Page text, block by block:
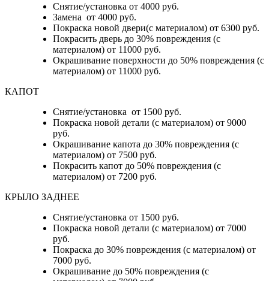
Снятие/установка от 4000 руб.
Замена от 4000 руб.
Покраска новой двери(с материалом) от 6300 руб.
Покрасить дверь до 30% повреждения (с
материалом) от 11000 руб.
Окрашивание поверхности до 50% повреждения (с
материалом) от 11000 руб.
КАПОТ
Снятие/установка от 1500 руб.
Покраска новой детали (с материалом) от 9000
руб.
Окрашивание капота до 30% повреждения (с
материалом) от 7500 руб.
Покрасить капот до 50% повреждения (с
материалом) от 7200 руб.
КРЫЛО ЗАДНЕЕ
Снятие/установка от 1500 руб.
Покраска новой детали (с материалом) от 7000
руб.
Покраска до 30% повреждения (с материалом) от
7000 руб.
Окрашивание до 50% повреждения (с